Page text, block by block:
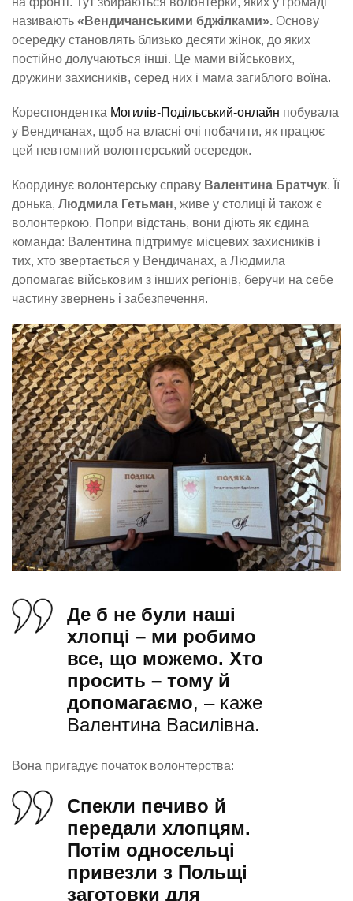
називають «Вендичанськими бджілками». Основу
осередку становлять близько десяти жінок, до яких
постійно долучаються інші. Це мами військових,
дружини захисників, серед них і мама загиблого воїна.
Кореспондентка Могилів-Подільський-онлайн побувала
у Вендичанах, щоб на власні очі побачити, як працює
цей невтомний волонтерський осередок.
Координує волонтерську справу Валентина Братчук. Її
донька, Людмила Гетьман, живе у столиці й також є
волонтеркою. Попри відстань, вони діють як єдина
команда: Валентина підтримує місцевих захисників і
тих, хто звертається у Вендичанах, а Людмила
допомагає військовим з інших регіонів, беручи на себе
частину звернень і забезпечення.
Де б не були наші
хлопці – ми робимо
все, що можемо. Хто
просить – тому й
допомагаємо, – каже
Валентина Василівна.
Вона пригадує початок волонтерства:
Спекли печиво й
передали хлопцям.
Потім односельці
привезли з Польщі
заготовки для